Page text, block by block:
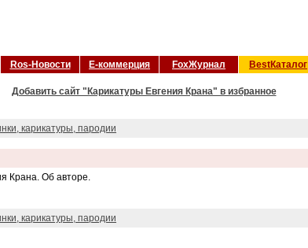
Ros-Новости Е-коммерция FoxЖурнал BestКаталог
Добавить сайт "Карикатуры Евгения Крана" в избранное
карикатуры, пародии
Крана. Об авторе.
карикатуры, пародии